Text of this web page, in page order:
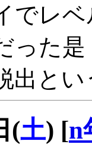
でレ
った是
出と
(土) [n